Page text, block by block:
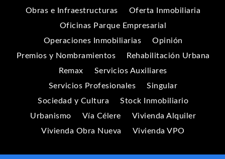
Obras e Infraestructuras
Oferta Inmobiliaria
Oficinas Parque Empresarial
Operaciones Inmobiliarias
Opinión
Premios y Nombramientos
Rehabilitación Urbana
Remax
Servicios Auxiliares
Servicios Profesionales
Singular
Sociedad y Cultura
Stock Inmobiliario
Urbanismo
Vía Célere
Vivienda Alquiler
Vivienda Obra Nueva
Vivienda VPO